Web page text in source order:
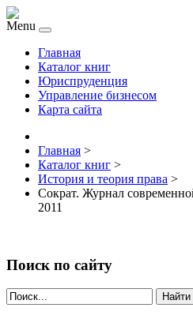
Menu
Главная
Каталог книг
Юриспруденция
Управление бизнесом
Карта сайта
Главная >
Каталог книг >
История и теория права >
Сократ. Журнал
2011
Поиск по сайту
Найти